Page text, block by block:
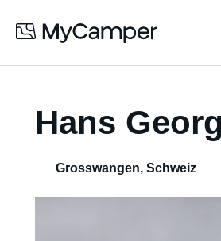
Hans
Grosswangen, Schweiz